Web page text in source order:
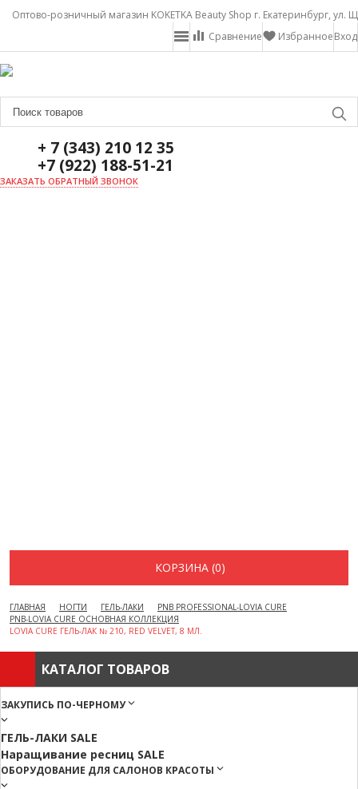
Оптово-розничный магазин KOKETKA Beauty Shop г. Екатеринбург, ул.
Вход
Избранное
Сравнение
+ 7 (343) 210 12 35
+7 (922) 188-51-21
ЗАКАЗАТЬ ОБРАТНЫЙ ЗВОНОК
КОРЗИНА (0)
ГЛАВНАЯ НОГТИ ГЕЛЬ-ЛАКИ
PNB PROFESSIONAL-LOVIA CURE
PNB-LOVIA CURE ОСНОВНАЯ КОЛЛЕКЦИЯ
LOVIA CURE ГЕЛЬ-ЛАК № 210, RED VELVET, 8 МЛ.
КАТАЛОГ ТОВАРОВ
ЗАКУПИСЬ ПО-ЧЕРНОМУ
ГЕЛЬ-ЛАКИ SALE
Наращивание ресниц SALE
ОБОРУДОВАНИЕ ДЛЯ САЛОНОВ КРАСОТЫ